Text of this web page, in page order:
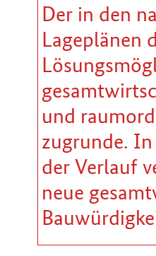
Der in den
Lageplänen
und
zugrunde.
der Verlauf
neue